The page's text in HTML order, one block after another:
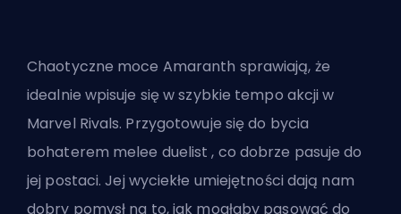
Chaotyczne moce Amaranth sprawiają, że
idealnie wpisuje się w szybkie tempo akcji w
Marvel Rivals. Przygotowuje się do bycia
bohaterem melee duelist, co dobrze pasuje do
jej postaci. Jej wyciekłe umiejętności dają nam
dobry pomysł na to, jak mogłaby pasować do